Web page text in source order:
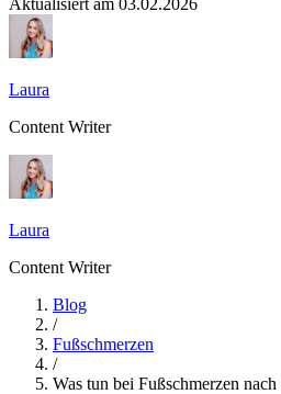
Laura
Content Writer
Laura
Content Writer
Blog
/
Fußschmerzen
/
Was tun bei Fußschmerzen nach